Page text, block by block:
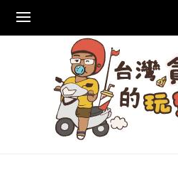
content